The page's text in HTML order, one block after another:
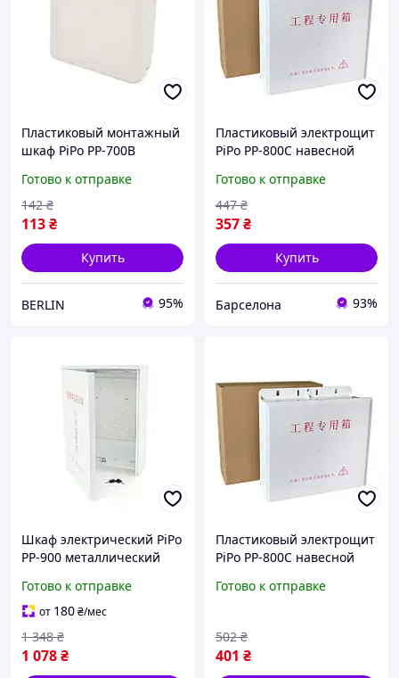
Пластиковый монтажный
шкаф PiPo PP-700B
небольших сетей berlin
Готово к отправке
113₴
142 ₴
Купить
BERLIN 95%
Пластиковый электрощит
PiPo PP-800C навесной
для сложных
электрических систем
Готово к отправке
357₴
447 ₴
Купить
Барселона 93%
Шкаф электрический PiPo
PP-900 металлический
монтажа оборудования
Готово к отправке
от 180₴/мес
1 078₴
1 348 ₴
Пластиковый электрощит
PiPo PP-800C навесной
для сложных
newyork
Готово к отправке
401 ₴
502 ₴